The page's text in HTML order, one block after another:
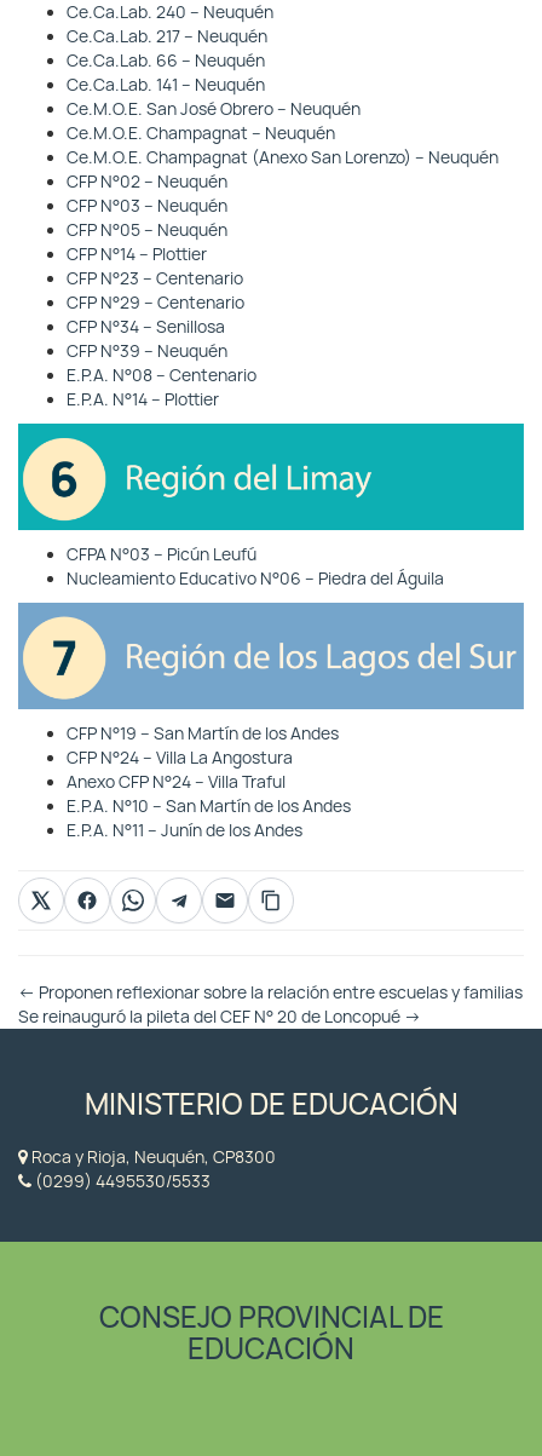
Ce.Ca.Lab. 240 – Neuquén
Ce.Ca.Lab. 217 – Neuquén
Ce.Ca.Lab. 66 – Neuquén
Ce.Ca.Lab. 141 – Neuquén
Ce.M.O.E. San José Obrero – Neuquén
Ce.M.O.E. Champagnat – Neuquén
Ce.M.O.E. Champagnat (Anexo San Lorenzo) – Neuquén
CFP N°02 – Neuquén
CFP N°03 – Neuquén
CFP N°05 – Neuquén
CFP N°14 – Plottier
CFP N°23 – Centenario
CFP N°29 – Centenario
CFP N°34 – Senillosa
CFP N°39 – Neuquén
E.P.A. N°08 – Centenario
E.P.A. N°14 – Plottier
CFPA N°03 – Picún Leufú
Nucleamiento Educativo N°06 – Piedra del Águila
CFP N°19 – San Martín de los Andes
CFP N°24 – Villa La Angostura
Anexo CFP N°24 – Villa Traful
E.P.A. N°10 – San Martín de los Andes
E.P.A. N°11 – Junín de los Andes
Otras
Entradas
← Proponen reflexionar sobre la relación entre escuelas y familias
Se reinauguró la pileta del CEF N° 20 de Loncopué →
MINISTERIO DE EDUCACIÓN
Roca y Rioja, Neuquén, CP8300
(0299) 4495530/5533
CONSEJO PROVINCIAL DE
EDUCACIÓN